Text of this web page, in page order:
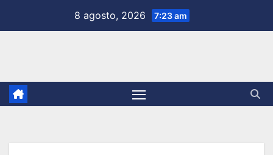
8 agosto, 2026 7:23 am